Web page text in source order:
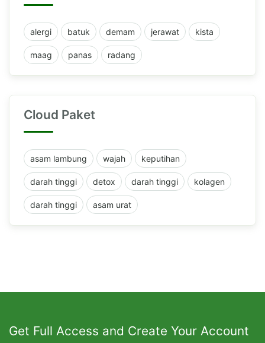
alergi batuk demam jerawat kista
maag panas radang
Cloud Paket
asam lambung wajah keputihan
darah tinggi detox darah tinggi kolagen
darah tinggi asam urat
Get Full Access and Create Your Account